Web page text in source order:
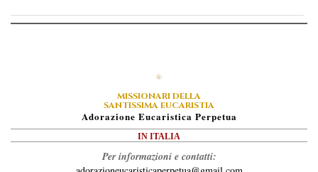
MISSIONARI DELLA
SANTISSIMA EUCARISTIA
ADorazione EUcaristica PErpetua
IN ITALIA
Per informazioni e contatti: